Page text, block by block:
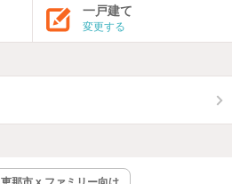
一戸建て
変更する